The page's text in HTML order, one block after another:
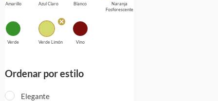
Amarillo Azul Claro Blanco
Naranja
Fosforescente
Verde Verde Limón Vino
Ordenar por estilo
Elegante